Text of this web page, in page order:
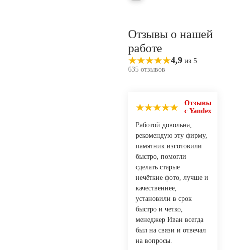
Отзывы о нашей
работе
4,9 из 5
635 отзывов
Отзывы
с Yandex
Работой довольна,
рекомендую эту фирму,
памятник изготовили
быстро, помогли
сделать старые
нечёткие фото, лучше и
качественнее,
установили в срок
быстро и четко,
менеджер Иван всегда
был на связи и отвечал
на вопросы.